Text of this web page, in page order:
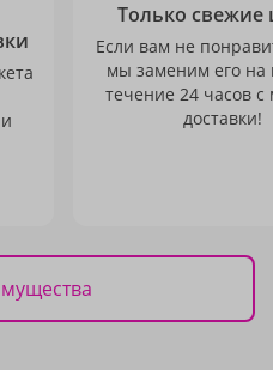
Только свежие
Если вам не
мы заменим его на
течение 24 часов с
доставки!